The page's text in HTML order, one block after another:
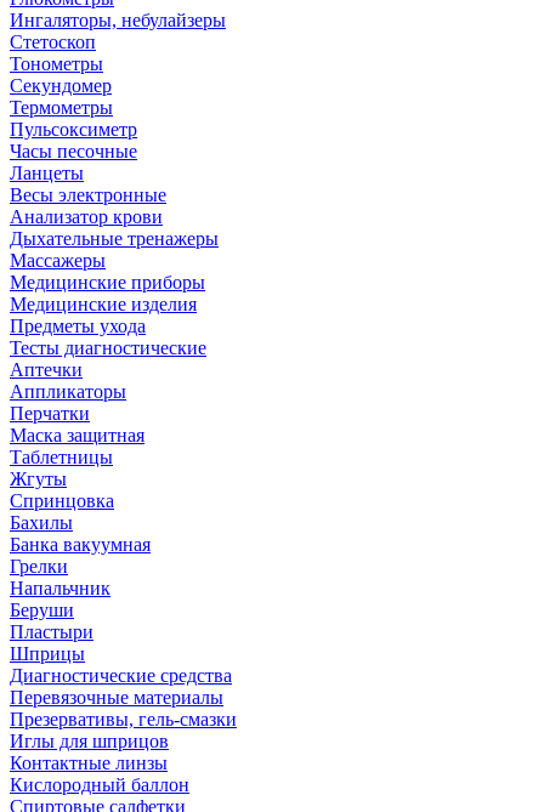
Ингаляторы, небулайзеры
Стетоскоп
Тонометры
Секундомер
Термометры
Пульсоксиметр
Часы песочные
Ланцеты
Весы электронные
Анализатор крови
Дыхательные тренажеры
Массажеры
Медицинские приборы
Медицинские изделия
Предметы ухода
Тесты диагностические
Аптечки
Аппликаторы
Перчатки
Маска защитная
Таблетницы
Жгуты
Спринцовка
Бахилы
Банка вакуумная
Грелки
Напальчник
Беруши
Пластыри
Шприцы
Диагностические средства
Перевязочные материалы
Презервативы, гель-смазки
Иглы для шприцов
Контактные линзы
Кислородный баллон
Спиртовые салфетки